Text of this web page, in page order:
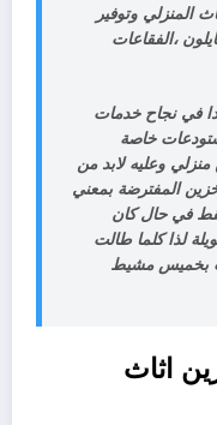
المنزلي وتوفير
،الفقاعات
في نجاح خدمات
خاصة
وعليه لابد من
المفترضة بمعني
فقط في حال كان
لذا كلما طالت
بخميس مشيط
اثاث